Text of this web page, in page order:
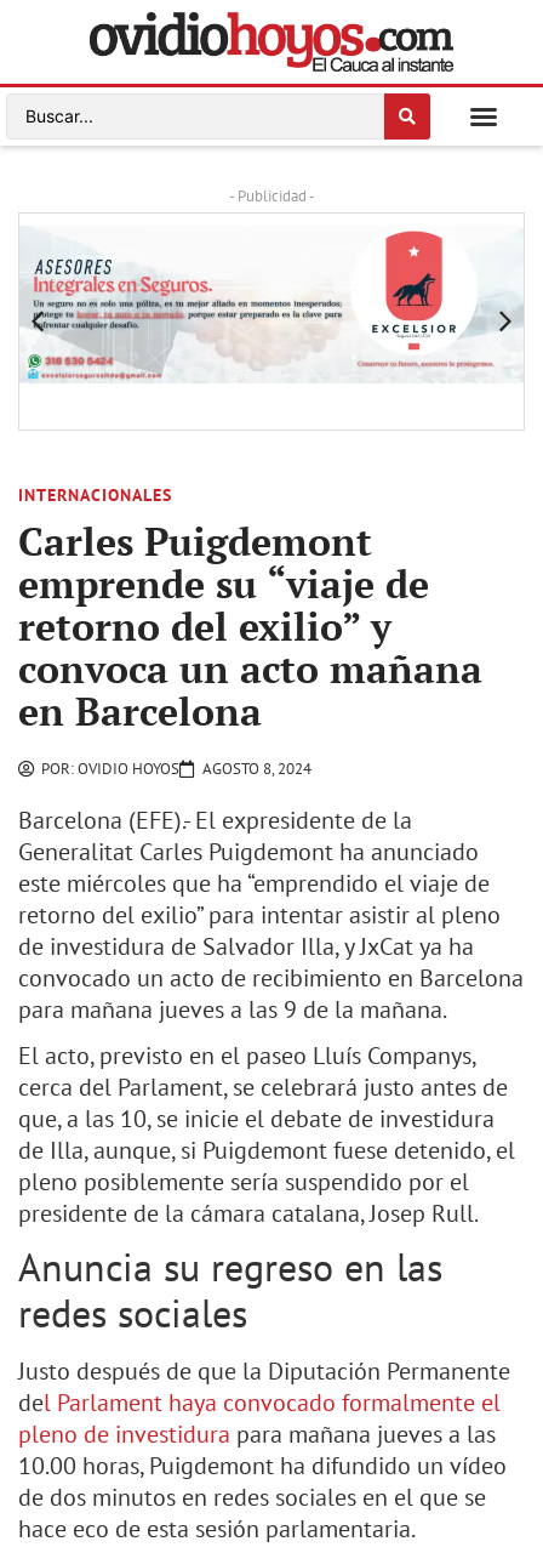
- Publicidad -
INTERNACIONALES
Carles Puigdemont
emprende su “viaje de
retorno del exilio” y
convoca un acto mañana
en Barcelona
POR:OVIDIO HOYOS AGOSTO 8, 2024
Barcelona (EFE).- El expresidente de la
Generalitat Carles Puigdemont ha anunciado
este miércoles que ha “emprendido el viaje de
retorno del exilio” para intentar asistir al pleno
de investidura de Salvador Illa, y JxCat ya ha
convocado un acto de recibimiento en Barcelona
para mañana jueves a las 9 de la mañana.
El acto, previsto en el paseo Lluís Companys,
cerca del Parlament, se celebrará justo antes de
que, a las 10, se inicie el debate de investidura
de Illa, aunque, si Puigdemont fuese detenido, el
pleno posiblemente sería suspendido por el
presidente de la cámara catalana, Josep Rull.
Anuncia su regreso en las
redes sociales
Justo después de que la Diputación Permanente
del Parlament haya convocado formalmente el
pleno de investidura para mañana jueves a las
10.00 horas, Puigdemont ha difundido un vídeo
de dos minutos en redes sociales en el que se
hace eco de esta sesión parlamentaria.